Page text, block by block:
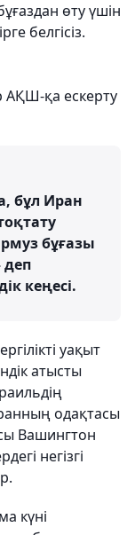
өту үшін
белгісіз.
АҚШ-қа ескерту
бұл Иран
бұғазы
кеңесі.
уақыт
атысты
одақтасы
Вашингтон
негізгі
күні